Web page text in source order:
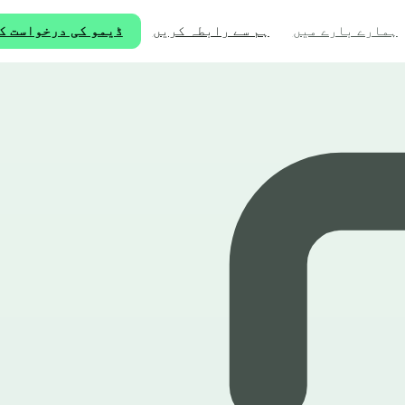
ہمارے بارے میں ہم سے رابطہ کریں ڈیمو کی درخواست